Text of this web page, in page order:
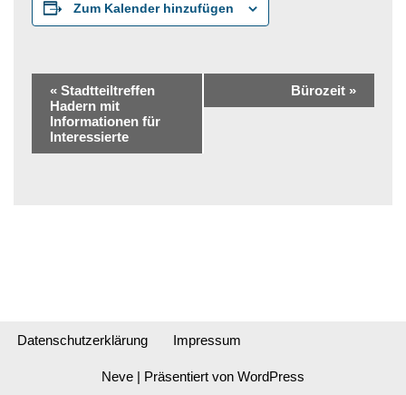
Zum Kalender hinzufügen
Veranstaltung-
Navigation
« Stadtteiltreffen
Hadern mit
Informationen für
Interessierte
Bürozeit »
Datenschutzerklärung Impressum
Neve | Präsentiert von WordPress